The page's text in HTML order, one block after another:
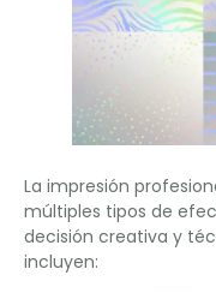
La impresión
múltiples tipos de
decisión creativa y
incluyen: